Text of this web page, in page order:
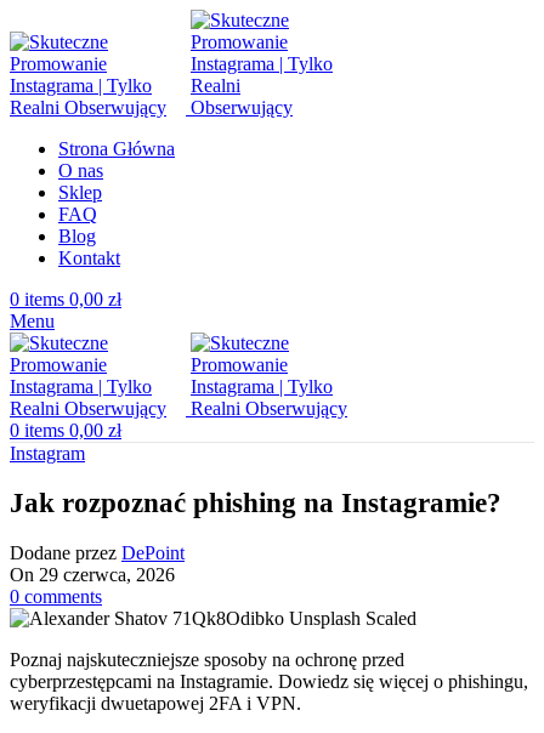
Strona Główna
O nas
Sklep
FAQ
Blog
Kontakt
0 items 0,00 zł
Menu
0 items 0,00 zł
Instagram
Jak rozpoznać phishing na Instagramie?
Dodane przez DePoint
On 29 czerwca, 2026
0 comments
Poznaj najskuteczniejsze sposoby na ochronę przed
cyberprzestępcami na Instagramie. Dowiedz się więcej o phishingu,
weryfikacji dwuetapowej 2FA i VPN.